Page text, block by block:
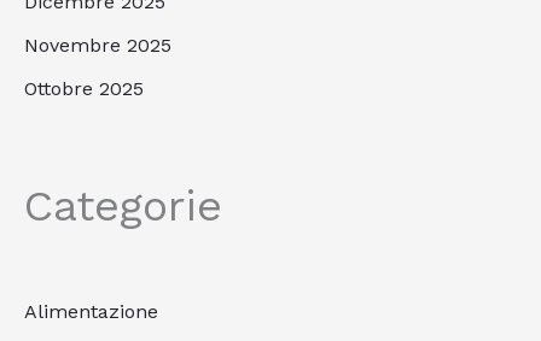
Novembre 2025
Ottobre 2025
Categorie
Alimentazione